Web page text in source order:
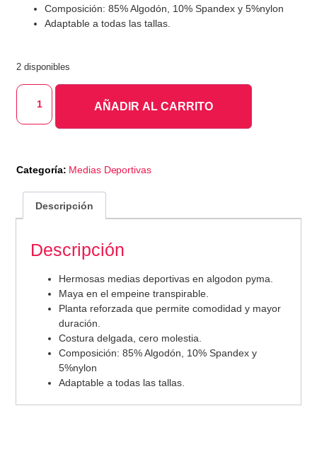
Composición: 85% Algodón, 10% Spandex y 5%nylon
Adaptable a todas las tallas.
2 disponibles
AÑADIR AL CARRITO
Categoría: Medias Deportivas
Descripción
Descripción
Hermosas medias deportivas en algodon pyma.
Maya en el empeine transpirable.
Planta reforzada que permite comodidad y mayor
duración.
Costura delgada, cero molestia.
Composición: 85% Algodón, 10% Spandex y
5%nylon
Adaptable a todas las tallas.